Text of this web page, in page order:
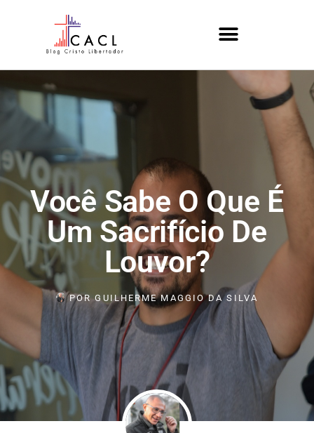
Você Sabe O Que É
Um Sacrifício De
Louvor?
PORGUILHERME MAGGIO DA SILVA